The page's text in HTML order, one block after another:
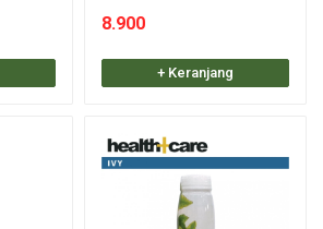
8.900
+ Keranjang